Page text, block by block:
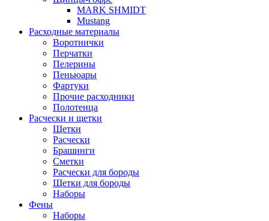
MARK SHMIDT
Mustang
Расходные материалы
Воротнички
Перчатки
Пелерины
Пеньюары
Фартуки
Прочие расходники
Полотенца
Расчески и щетки
Щетки
Расчески
Брашинги
Сметки
Расчески для бороды
Щетки для бороды
Наборы
Фены
Наборы